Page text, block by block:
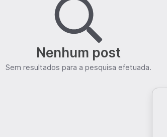
Nenhum post
Sem resultados para a pesquisa efetuada.